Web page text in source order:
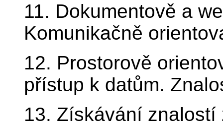
11. Dokumentově a
Komunikačně
12. Prostorově
přístup k datům.
13. Získávání